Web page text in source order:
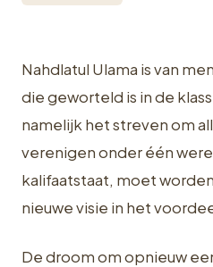
Nahdlatul Ulama is van
die geworteld is in de
namelijk het streven om
verenigen onder één
kalifaatstaat, moet
nieuwe visie in het
De droom om opnieuw